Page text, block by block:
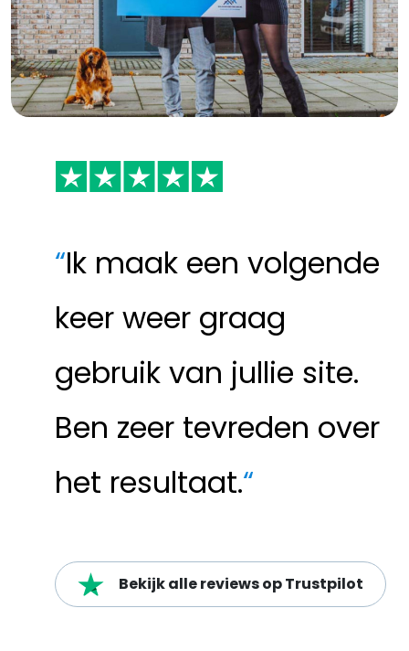
“Ik maak een volgende
keer weer graag
gebruik van jullie site.
Ben zeer tevreden over
het resultaat.“
Bekijk alle reviews op Trustpilot